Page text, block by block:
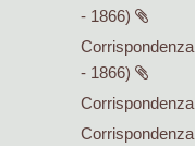
- 1866)
Corrispondenza
- 1866)
Corrispondenza
Corrispondenza